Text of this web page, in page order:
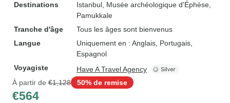
Destinations
Istanbul , Musée archéologique d'Éphèse
Pamukkale
Tranche d'âge
Tous les âges sont bienvenus
Langue
Uniquement en : Anglais, Portugais,
Espagnol
Voyagiste
Have A Travel Agency
À partir de €1,128 50% de remise
€564